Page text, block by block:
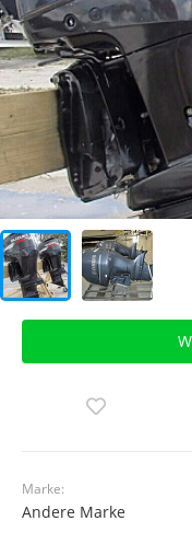
Marke:
Andere Marke